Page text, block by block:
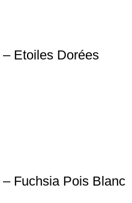
– Etoiles Dorées
– Fuchsia Pois Blanc